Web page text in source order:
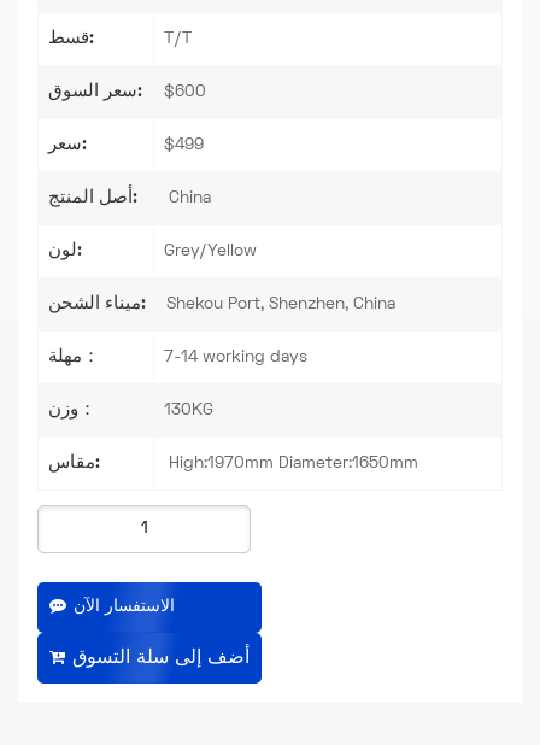
قسط: T/T
سعر السوق: $600
سعر: $499
أصل المنتج: China
لون: Grey/Yellow
ميناء الشحن: Shekou Port, Shenzhen, China
مهلة： 7-14 working days
وزن： 130KG
مقاس: High:1970mm Diameter:1650mm
الاستفسار الآن